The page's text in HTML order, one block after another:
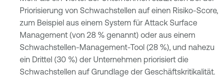
Priorisierung von Schwachstellen auf einen Risiko-Score,
zum Beispiel aus einem System für Attack Surface
Management (von 28 % genannt) oder aus einem
Schwachstellen-Management-Tool (28 %), und nahezu
ein Drittel (30 %) der Unternehmen priorisiert die
Schwachstellen auf Grundlage der Geschäftskritikalität.